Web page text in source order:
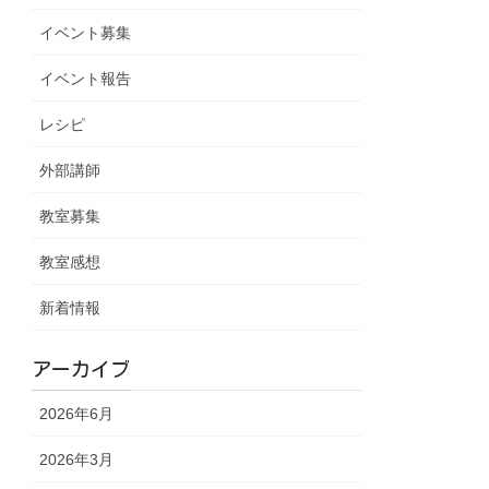
イベント募集
イベント報告
レシピ
外部講師
教室募集
教室感想
新着情報
アーカイブ
2026年6月
2026年3月